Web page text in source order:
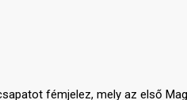
fémjelez, mely az első